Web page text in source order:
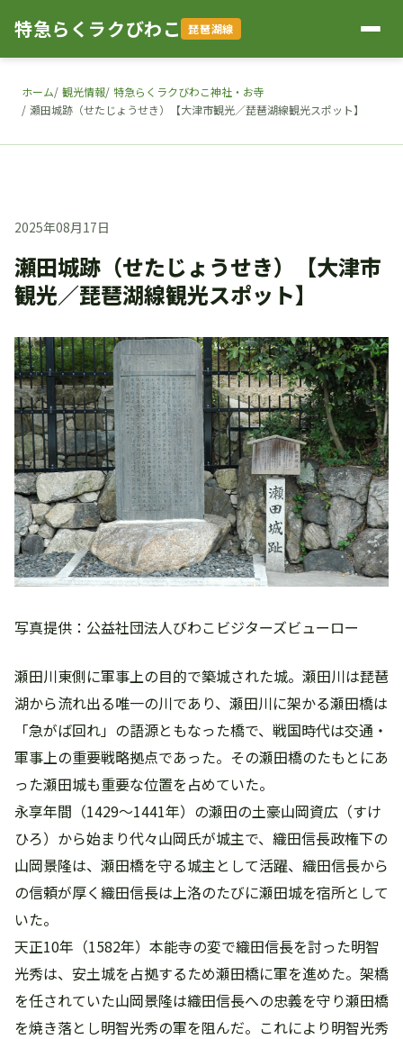
特急らくラクびわこ 琵琶湖線
ホーム 観光情報 特急らくラクびわこ神社・お寺
瀬田城跡（せたじょうせき）【大津市観光／琵琶湖線観光スポット】
2025年08月17日
瀬田城跡（せたじょうせき）【大津市
観光／琵琶湖線観光スポット】
写真提供：公益社団法人びわこビジターズビューロー
瀬田川東側に軍事上の目的で築城された城。瀬田川は琵琶
湖から流れ出る唯一の川であり、瀬田川に架かる瀬田橋は
「急がば回れ」の語源ともなった橋で、戦国時代は交通・
軍事上の重要戦略拠点であった。その瀬田橋のたもとにあ
った瀬田城も重要な位置を占めていた。
永享年間（1429〜1441年）の瀬田の土豪山岡資広（すけ
ひろ）から始まり代々山岡氏が城主で、織田信長政権下の
山岡景隆は、瀬田橋を守る城主として活躍、織田信長から
の信頼が厚く織田信長は上洛のたびに瀬田城を宿所として
いた。
天正10年（1582年）本能寺の変で織田信長を討った明智
光秀は、安土城を占拠するため瀬田橋に軍を進めた。架橋
を任されていた山岡景隆は織田信長への忠義を守り瀬田橋
を焼き落とし明智光秀の軍を阻んだ。これにより明智光秀